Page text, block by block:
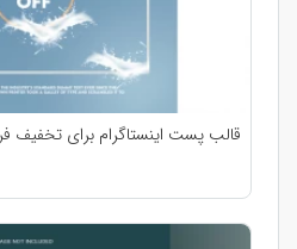
قالب پست اینستاگرام برای تخفیف